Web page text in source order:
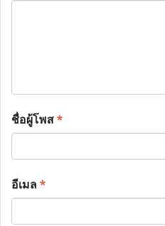
ชื่อผู้โพส*
อีเมล*